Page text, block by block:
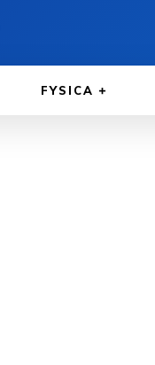
FYSICA